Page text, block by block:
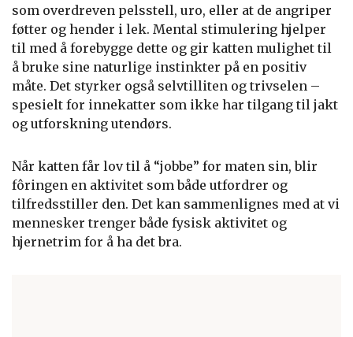
som overdreven pelsstell, uro, eller at de angriper
føtter og hender i lek. Mental stimulering hjelper
til med å forebygge dette og gir katten mulighet til
å bruke sine naturlige instinkter på en positiv
måte. Det styrker også selvtilliten og trivselen –
spesielt for innekatter som ikke har tilgang til jakt
og utforskning utendørs.
Når katten får lov til å “jobbe” for maten sin, blir
fôringen en aktivitet som både utfordrer og
tilfredsstiller den. Det kan sammenlignes med at vi
mennesker trenger både fysisk aktivitet og
hjernetrim for å ha det bra.